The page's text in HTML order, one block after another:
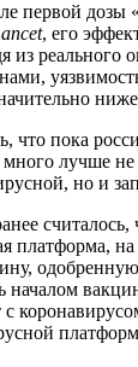
первой дозы
, его
из реального
что пока
лучше
но и
платформа, на
началом